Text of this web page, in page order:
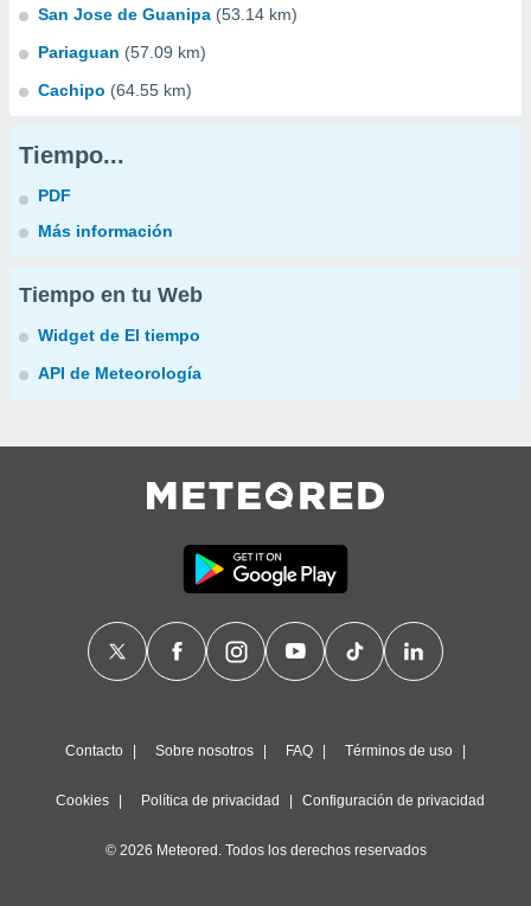
San Jose de Guanipa (53.14 km)
Pariaguan (57.09 km)
Cachipo (64.55 km)
Tiempo...
PDF
Más información
Tiempo en tu Web
Widget de El tiempo
API de Meteorología
Contacto Sobre nosotros FAQ Términos de uso
Cookies Política de privacidad Configuración de privacidad
© 2026 Meteored. Todos los derechos reservados